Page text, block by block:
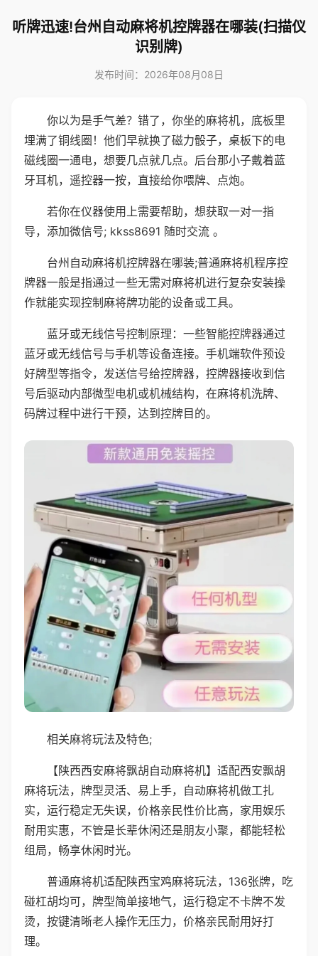
听牌迅速!台州自动麻将机控牌器在哪装(扫描仪
识别牌)
发布时间：2026年08月08日
你以为是手气差？错了，你坐的麻将机，底板里
埋满了铜线圈！他们早就换了磁力骰子，桌板下的电
磁线圈一通电，想要几点就几点。后台那小子戴着蓝
牙耳机，遥控器一按，直接给你喂牌、点炮。
若你在仪器使用上需要帮助，想获取一对一指
导，添加微信号; kkss8691 随时交流 。
台州自动麻将机控牌器在哪装;普通麻将机程序控
牌器一般是指通过一些无需对麻将机进行复杂安装操
作就能实现控制麻将牌功能的设备或工具。
蓝牙或无线信号控制原理：一些智能控牌器通过
蓝牙或无线信号与手机等设备连接。手机端软件预设
好牌型等指令，发送信号给控牌器，控牌器接收到信
号后驱动内部微型电机或机械结构，在麻将机洗牌、
码牌过程中进行干预，达到控牌目的。
相关麻将玩法及特色;
【陕西西安麻将飘胡自动麻将机】适配西安飘胡
麻将玩法，牌型灵活、易上手，自动麻将机做工扎
实，运行稳定无失误，价格亲民性价比高，家用娱乐
耐用实惠，不管是长辈休闲还是朋友小聚，都能轻松
组局，畅享休闲时光。
普通麻将机适配陕西宝鸡麻将玩法，136张牌，吃
碰杠胡均可，牌型简单接地气，运行稳定不卡牌不发
烫，按键清晰老人操作无压力，价格亲民耐用好打
理。